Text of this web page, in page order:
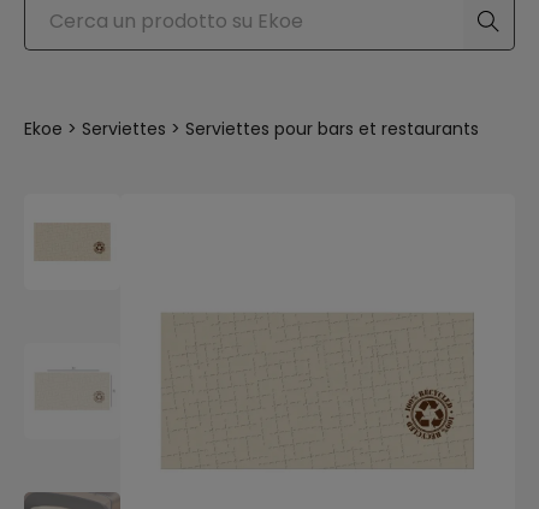
Rechercher
Ekoe > Serviettes > Serviettes pour bars et restaurants